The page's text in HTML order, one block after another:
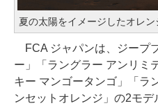
夏の太陽をイメージしたオレ
FCA ジャパンは、ジープ
ー」「ラングラー アンリミ
キー マンゴータンゴ」「ラ
ンセットオレンジ」の2モ